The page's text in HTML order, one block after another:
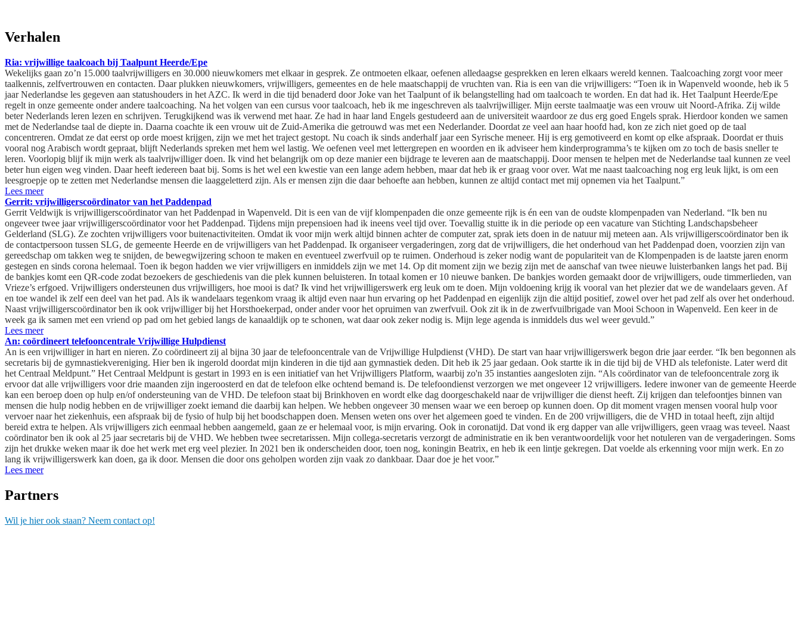
Verhalen
Ria: vrijwillige taalcoach bij Taalpunt Heerde/Epe
Wekelijks gaan zo’n 15.000 taalvrijwilligers en 30.000 nieuwkomers met elkaar in gesprek. Ze ontmoeten elkaar, oefenen alledaagse gesprekken en leren elkaars wereld kennen. Taalcoaching zorgt voor meer
taalkennis, zelfvertrouwen en contacten. Daar plukken nieuwkomers, vrijwilligers, gemeentes en de hele maatschappij de vruchten van. Ria is een van die vrijwilligers: “Toen ik in Wapenveld woonde, heb ik 5
jaar Nederlandse les gegeven aan statushouders in het AZC. Ik werd in die tijd benaderd door Joke van het Taalpunt of ik belangstelling had om taalcoach te worden. En dat had ik. Het Taalpunt Heerde/Epe
regelt in onze gemeente onder andere taalcoaching. Na het volgen van een cursus voor taalcoach, heb ik me ingeschreven als taalvrijwilliger. Mijn eerste taalmaatje was een vrouw uit Noord-Afrika. Zij wilde
beter Nederlands leren lezen en schrijven. Terugkijkend was ik verwend met haar. Ze had in haar land Engels gestudeerd aan de universiteit waardoor ze dus erg goed Engels sprak. Hierdoor konden we samen
met de Nederlandse taal de diepte in. Daarna coachte ik een vrouw uit de Zuid-Amerika die getrouwd was met een Nederlander. Doordat ze veel aan haar hoofd had, kon ze zich niet goed op de taal
concentreren. Omdat ze dat eerst op orde moest krijgen, zijn we met het traject gestopt. Nu coach ik sinds anderhalf jaar een Syrische meneer. Hij is erg gemotiveerd en komt op elke afspraak. Doordat er thuis
vooral nog Arabisch wordt gepraat, blijft Nederlands spreken met hem wel lastig. We oefenen veel met lettergrepen en woorden en ik adviseer hem kinderprogramma’s te kijken om zo toch de basis sneller te
leren. Voorlopig blijf ik mijn werk als taalvrijwilliger doen. Ik vind het belangrijk om op deze manier een bijdrage te leveren aan de maatschappij. Door mensen te helpen met de Nederlandse taal kunnen ze veel
beter hun eigen weg vinden. Daar heeft iedereen baat bij. Soms is het wel een kwestie van een lange adem hebben, maar dat heb ik er graag voor over. Wat me naast taalcoaching nog erg leuk lijkt, is om een
leesgroepje op te zetten met Nederlandse mensen die laaggeletterd zijn. Als er mensen zijn die daar behoefte aan hebben, kunnen ze altijd contact met mij opnemen via het Taalpunt.”
Lees meer
Gerrit: vrijwilligerscoördinator van het Paddenpad
Gerrit Veldwijk is vrijwilligerscoördinator van het Paddenpad in Wapenveld. Dit is een van de vijf klompenpaden die onze gemeente rijk is én een van de oudste klompenpaden van Nederland. “Ik ben nu
ongeveer twee jaar vrijwilligerscoördinator voor het Paddenpad. Tijdens mijn prepensioen had ik ineens veel tijd over. Toevallig stuitte ik in die periode op een vacature van Stichting Landschapsbeheer
Gelderland (SLG). Ze zochten vrijwilligers voor buitenactiviteiten. Omdat ik voor mijn werk altijd binnen achter de computer zat, sprak iets doen in de natuur mij meteen aan. Als vrijwilligerscoördinator ben ik
de contactpersoon tussen SLG, de gemeente Heerde en de vrijwilligers van het Paddenpad. Ik organiseer vergaderingen, zorg dat de vrijwilligers, die het onderhoud van het Paddenpad doen, voorzien zijn van
gereedschap om takken weg te snijden, de bewegwijzering schoon te maken en eventueel zwerfvuil op te ruimen. Onderhoud is zeker nodig want de populariteit van de Klompenpaden is de laatste jaren enorm
gestegen en sinds corona helemaal. Toen ik begon hadden we vier vrijwilligers en inmiddels zijn we met 14. Op dit moment zijn we bezig zijn met de aanschaf van twee nieuwe luisterbanken langs het pad. Bij
de bankjes komt een QR-code zodat bezoekers de geschiedenis van die plek kunnen beluisteren. In totaal komen er 10 nieuwe banken. De bankjes worden gemaakt door de vrijwilligers, oude timmerlieden, van
Vrieze’s erfgoed. Vrijwilligers ondersteunen dus vrijwilligers, hoe mooi is dat? Ik vind het vrijwilligerswerk erg leuk om te doen. Mijn voldoening krijg ik vooral van het plezier dat we de wandelaars geven. Af
en toe wandel ik zelf een deel van het pad. Als ik wandelaars tegenkom vraag ik altijd even naar hun ervaring op het Paddenpad en eigenlijk zijn die altijd positief, zowel over het pad zelf als over het onderhoud.
Naast vrijwilligerscoördinator ben ik ook vrijwilliger bij het Horsthoekerpad, onder ander voor het opruimen van zwerfvuil. Ook zit ik in de zwerfvuilbrigade van Mooi Schoon in Wapenveld. Een keer in de
week ga ik samen met een vriend op pad om het gebied langs de kanaaldijk op te schonen, wat daar ook zeker nodig is. Mijn lege agenda is inmiddels dus wel weer gevuld.”
Lees meer
An: coördineert telefooncentrale Vrijwillige Hulpdienst
An is een vrijwilliger in hart en nieren. Zo coördineert zij al bijna 30 jaar de telefooncentrale van de Vrijwillige Hulpdienst (VHD). De start van haar vrijwilligerswerk begon drie jaar eerder. “Ik ben begonnen als
secretaris bij de gymnastiekvereniging. Hier ben ik ingerold doordat mijn kinderen in die tijd aan gymnastiek deden. Dit heb ik 25 jaar gedaan. Ook startte ik in die tijd bij de VHD als telefoniste. Later werd dit
het Centraal Meldpunt.” Het Centraal Meldpunt is gestart in 1993 en is een initiatief van het Vrijwilligers Platform, waarbij zo'n 35 instanties aangesloten zijn. “Als coördinator van de telefooncentrale zorg ik
ervoor dat alle vrijwilligers voor drie maanden zijn ingeroosterd en dat de telefoon elke ochtend bemand is. De telefoondienst verzorgen we met ongeveer 12 vrijwilligers. Iedere inwoner van de gemeente Heerde
kan een beroep doen op hulp en/of ondersteuning van de VHD. De telefoon staat bij Brinkhoven en wordt elke dag doorgeschakeld naar de vrijwilliger die dienst heeft. Zij krijgen dan telefoontjes binnen van
mensen die hulp nodig hebben en de vrijwilliger zoekt iemand die daarbij kan helpen. We hebben ongeveer 30 mensen waar we een beroep op kunnen doen. Op dit moment vragen mensen vooral hulp voor
vervoer naar het ziekenhuis, een afspraak bij de fysio of hulp bij het boodschappen doen. Mensen weten ons over het algemeen goed te vinden. En de 200 vrijwilligers, die de VHD in totaal heeft, zijn altijd
bereid extra te helpen. Als vrijwilligers zich eenmaal hebben aangemeld, gaan ze er helemaal voor, is mijn ervaring. Ook in coronatijd. Dat vond ik erg dapper van alle vrijwilligers, geen vraag was teveel. Naast
coördinator ben ik ook al 25 jaar secretaris bij de VHD. We hebben twee secretarissen. Mijn collega-secretaris verzorgt de administratie en ik ben verantwoordelijk voor het notuleren van de vergaderingen. Soms
zijn het drukke weken maar ik doe het werk met erg veel plezier. In 2021 ben ik onderscheiden door, toen nog, koningin Beatrix, en heb ik een lintje gekregen. Dat voelde als erkenning voor mijn werk. En zo
lang ik vrijwilligerswerk kan doen, ga ik door. Mensen die door ons geholpen worden zijn vaak zo dankbaar. Daar doe je het voor.”
Lees meer
Partners
Wil je hier ook staan? Neem contact op!